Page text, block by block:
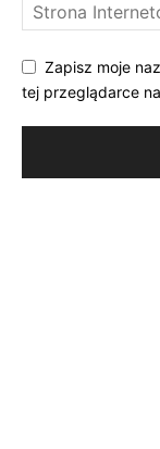
Zapisz moje
tej przeglądarce